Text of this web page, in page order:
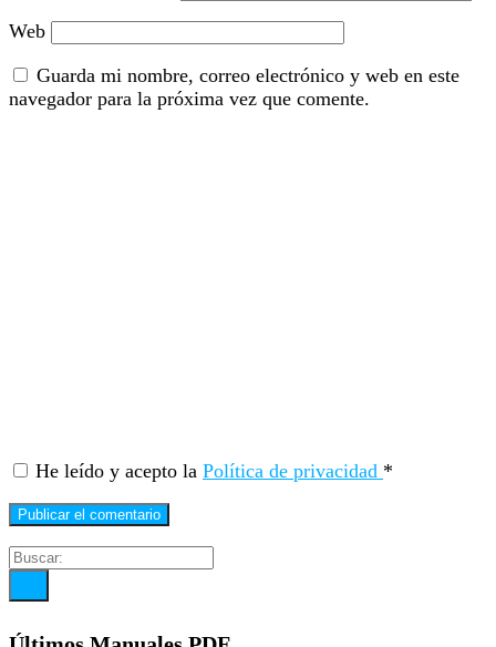
Web
Guarda mi nombre, correo electrónico y web en este
navegador para la próxima vez que comente.
He leído y acepto la Política de privacidad *